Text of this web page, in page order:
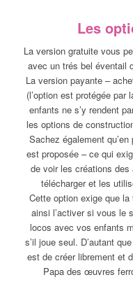
Les
La version gratuite vous
avec un trés bel éventail
La version payante –
(l’option est protégée par
enfants ne s’y rendent
les options de
Sachez également
est proposée – ce qui
de voir les créations
télécharger et les
Cette option exige que
ainsi l’activer si vous le
locos avec vos enfants
s’il joue seul. D’autant
est de créer librement et
Papa des œuvres